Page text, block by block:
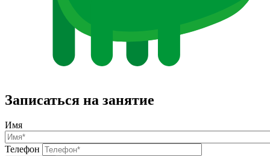
Записаться на занятие
Имя
Телефон